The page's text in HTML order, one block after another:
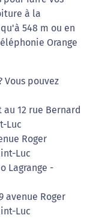
à la
548 m ou en
Orange
Vous pouvez
12 rue Bernard
Luc
Roger
Luc
Lagrange -
avenue Roger
Luc